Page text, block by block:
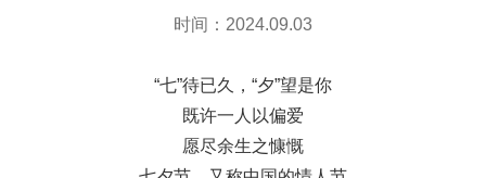
时间：2024.09.03
“七”待已久，“夕”望是你
既许一人以偏爱
愿尽余生之慷慨